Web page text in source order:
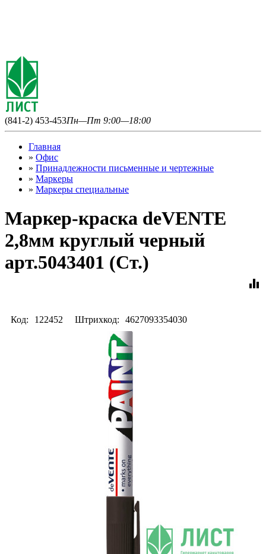
(841-2) 453-453Пн—Пт 9:00—18:00
Главная
» Офис
» Принадлежности письменные и чертежные
» Маркеры
» Маркеры специальные
Маркер-краска deVENTE
2,8мм круглый черный
арт.5043401 (Ст.)
equalizer
Код: 122452 Штрихкод: 4627093354030